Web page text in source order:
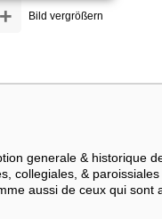
Bild vergrößern
+
generale & historique
collegiales, &
aussi de ceux qui sont